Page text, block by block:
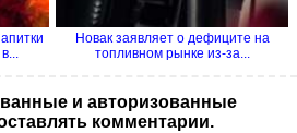
Новак заявляет о дефиците на
топливном рынке из-за...
и авторизованные
комментарии.